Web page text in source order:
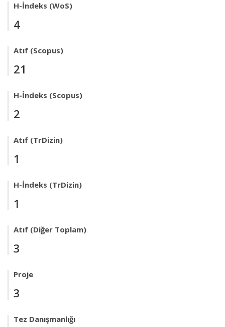
H-İndeks (WoS)
4
Atıf (Scopus)
21
H-İndeks (Scopus)
2
Atıf (TrDizin)
1
H-İndeks (TrDizin)
1
Atıf (Diğer Toplam)
3
Proje
3
Tez Danışmanlığı